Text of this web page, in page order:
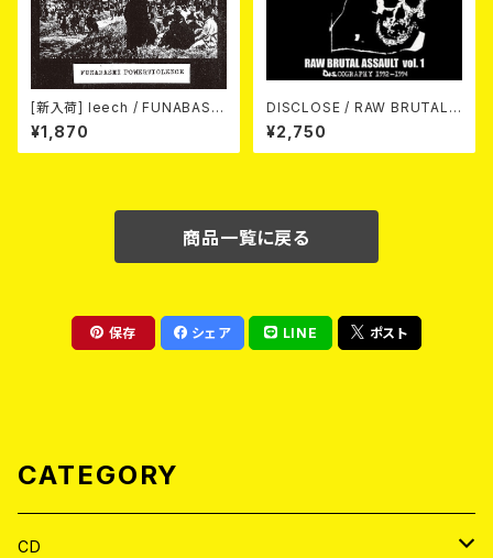
[新入荷] leech / FUNABASHI
POWERVIOLENCE (CD)
¥1,870
DISCLOSE / RAW BRUTAL
ASSAULT Vol.1 : DISCOGRA
PHY 1992-1994 (2CD)
¥2,750
商品一覧に戻る
保存 シェア LINE ポスト
CATEGORY
CD